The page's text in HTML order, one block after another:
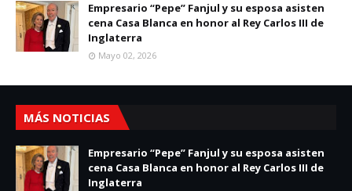
Empresario “Pepe” Fanjul y su esposa asisten
cena Casa Blanca en honor al Rey Carlos III de
Inglaterra
Mayo 02, 2026
MÁS NOTICIAS
Empresario “Pepe” Fanjul y su esposa asisten
cena Casa Blanca en honor al Rey Carlos III de
Inglaterra